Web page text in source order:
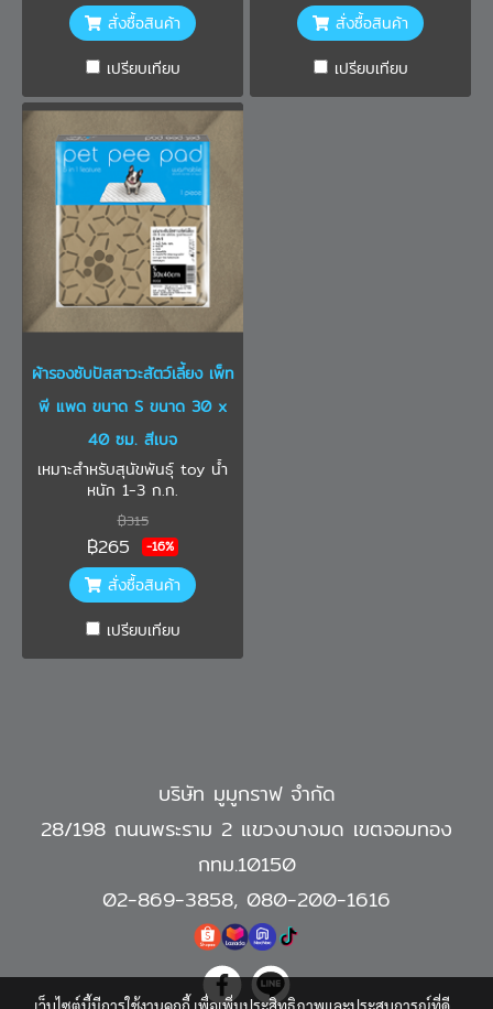
สั่งซื้อสินค้า
เปรียบเทียบ
สั่งซื้อสินค้า
เปรียบเทียบ
ผ้ารองซับปัสสาวะสัตว์เลี้ยง เพ็ท
พี แพด ขนาด S ขนาด 30 x
40 ซม. สีเบจ
เหมาะสำหรับสุนัขพันธุ์ toy น้ำ
หนัก 1-3 ก.ก.
฿315
฿265 -16%
สั่งซื้อสินค้า
เปรียบเทียบ
บริษัท มูมูกราฟ จำกัด
28/198 ถนนพระราม 2 แขวงบางมด เขตจอมทอง
กทม.10150
02-869-3858, 080-200-1616